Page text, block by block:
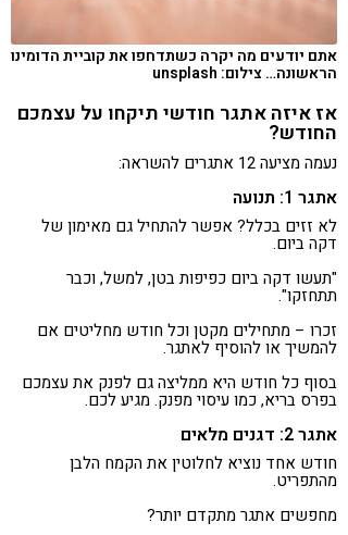
אתם יודעים מה יקרה כשתדחפו את קוביית הדומינו
הראשונה… צילום: unsplash
אז איזה אתגר חודשי תיקחו על עצמכם
החודש?
נעמה מציעה 12 אתגרים להשראה:
אתגר 1: תנועה
לא זזים בכלל? אפשר להתחיל גם מאימון של
דקה ביום.
"תעשו דקה ביום כפיפות בטן, למשל, וכבר
תתחזקו".
זכרו – מתחילים מקטן וכל חודש מחליטים אם
להמשיך או להוסיף לאתגר.
בסוף כל חודש היא ממליצה גם לפנק את עצמכם
בפרס בריא, כמו עיסוי מפנק. מגיע לכם.
אתגר 2: דגנים מלאים
חודש אחד נוציא לחלוטין את הקמח הלבן
מהתפריט.
מחפשים אתגר מתקדם יותר?